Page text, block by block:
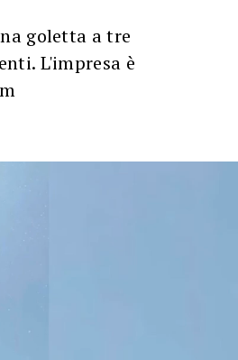
goletta a tre
L'impresa è